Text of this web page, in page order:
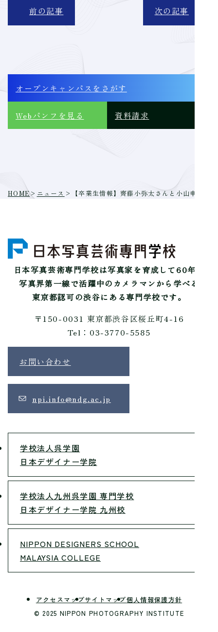
前の記事 次の記事
オープンキャンパス をさがす
Webパンフ を見る 資料請求
HOME> ニュース > 【卒業生情報】齊藤小弥太さんと小山幸佑
日本写真芸術専門学校は写真家を育成して60年。
写真界第一線で活躍中のカメラマンから学べる
東京都認可の渋谷にある専門学校です。
〒150-0031 東京都渋谷区桜丘町4-16
Tel：03-3770-5585
お問い合わせ
npi.info@ndg.ac.jp
学校法人呉学園
日本デザイナー学院
学校法人九州呉学園 専門学校
日本デザイナー学院 九州校
NIPPON DESIGNERS SCHOOL
MALAYSIA COLLEGE
アクセスマップサイトマップ個人情報保護方針
© 2025 NIPPON PHOTOGRAPHY INSTITUTE